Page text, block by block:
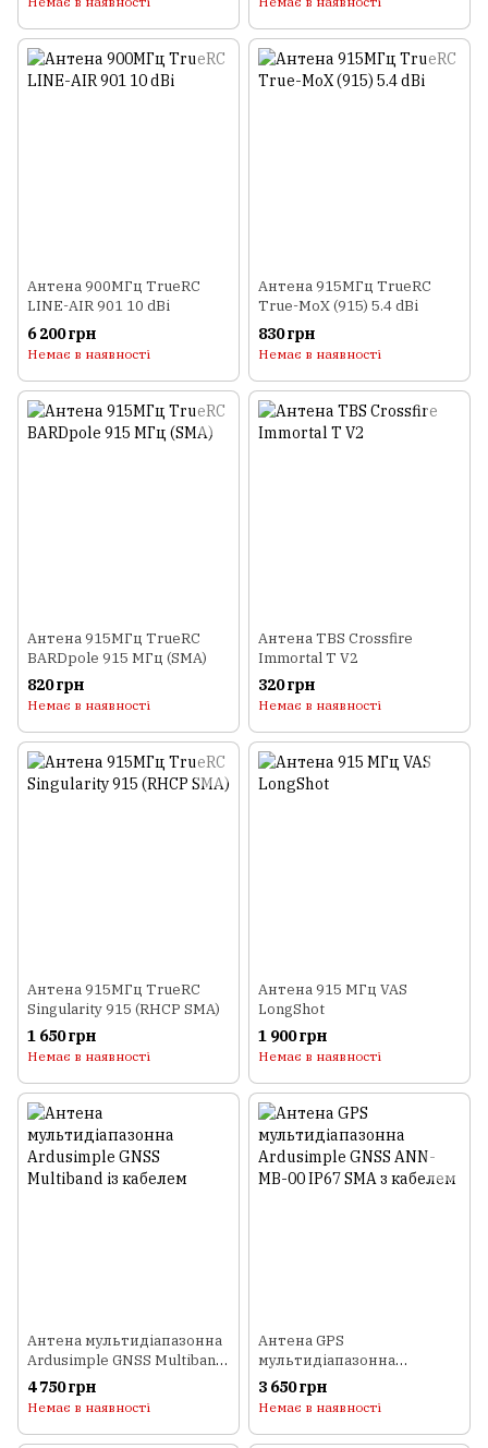
Антена 900МГц TrueRC
LINE-AIR 901 10 dBi
6 200 грн
Немає в наявності
Антена 915МГц TrueRC
True-MoX (915) 5.4 dBi
830 грн
Немає в наявності
Антена 915МГц TrueRC
BARDpole 915 МГц (SMA)
820 грн
Немає в наявності
Антена TBS Crossfire
Immortal T V2
320 грн
Немає в наявності
Антена 915МГц TrueRC
Singularity 915 (RHCP SMA)
1 650 грн
Немає в наявності
Антена 915 МГц VAS
LongShot
1 900 грн
Немає в наявності
Антена мультидіапазонна
Ardusimple GNSS Multiband
із кабелем
4 750 грн
Немає в наявності
Антена GPS
мультидіапазонна
Ardusimple GNSS ANN-MB-
00 IP67 SMA з кабелем
3 650 грн
Немає в наявності